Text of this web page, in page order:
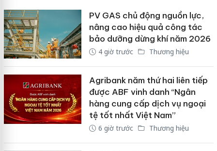
PV GAS chủ động nguồn lực,
nâng cao hiệu quả công tác
bảo dưỡng dừng khí năm 2026
4 giờ trước Thương hiệu
Agribank năm thứ hai liên tiếp
được ABF vinh danh “Ngân
hàng cung cấp dịch vụ ngoại
tệ tốt nhất Việt Nam”
6 giờ trước Thương hiệu